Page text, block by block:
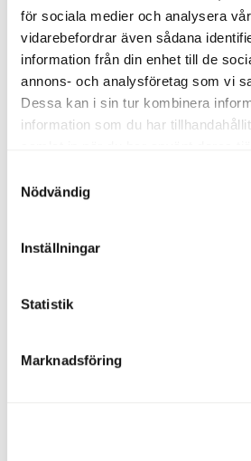
för sociala medier och analysera
vidarebefordrar även sådana
information från din enhet till de
annons- och analysföretag som vi
Dessa kan i sin tur kombinera
information som du har
Nödvändig
Inställningar
Statistik
Marknadsföring
Tvättställsblandare Alice Krom
2 280 kr
3